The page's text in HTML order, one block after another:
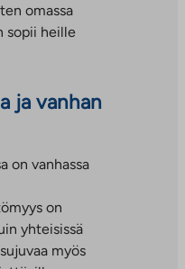
omassa
sopii heille
ja vanhan
on vanhassa
on
yhteisissä
myös